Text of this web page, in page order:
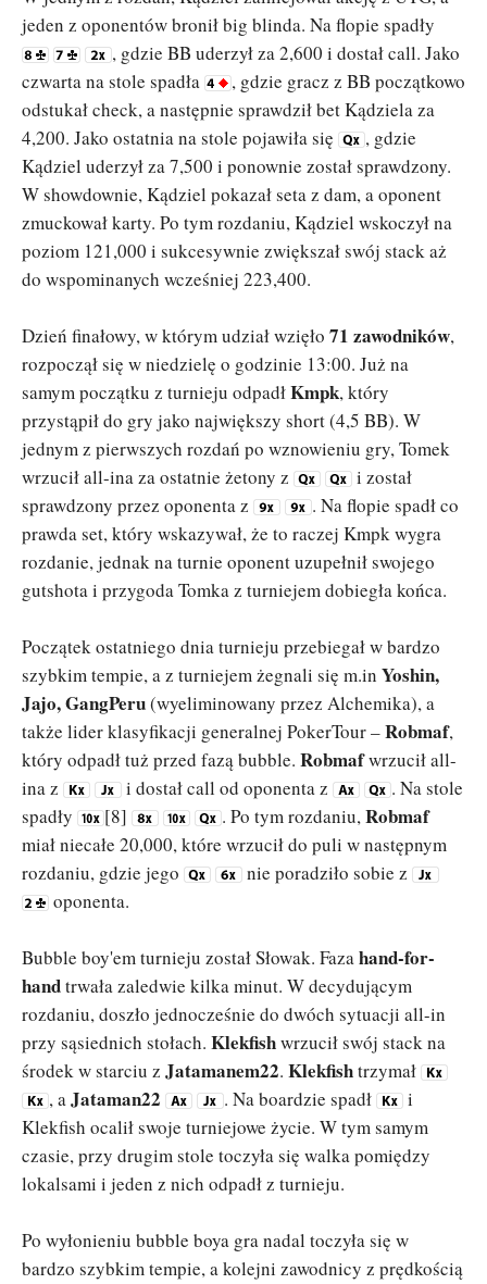
jeden z oponentów bronił big blinda. Na flopie spadły
, gdzie BB uderzył za 2,600 i dostał call. Jako
czwarta na stole spadła
, gdzie gracz z BB początkowo
odstukał check, a następnie sprawdził bet Kądziela za
4,200. Jako ostatnia na stole pojawiła się
, gdzie
Kądziel uderzył za 7,500 i ponownie został sprawdzony.
W showdownie, Kądziel pokazał seta z dam, a oponent
zmuckował karty. Po tym rozdaniu, Kądziel wskoczył na
poziom 121,000 i sukcesywnie zwiększał swój stack aż
do wspominanych wcześniej 223,400.
Dzień finałowy, w którym udział wzięło 71 zawodników,
rozpoczął się w niedzielę o godzinie 13:00. Już na
samym początku z turnieju odpadłKmpk, który
przystąpił do gry jako największy short (4,5 BB). W
jednym z pierwszych rozdań po wznowieniu gry, Tomek
wrzucił all-ina za ostatnie żetony z
i został
sprawdzony przez oponenta z
. Na flopie spadł co
prawda set, który wskazywał, że to raczej Kmpk wygra
rozdanie, jednak na turnie oponent uzupełnił swojego
gutshota i przygoda Tomka z turniejem dobiegła końca.
Początek ostatniego dnia turnieju przebiegał w bardzo
szybkim tempie, a z turniejem żegnali się m.in Yoshin,
Jajo, GangPeru(wyeliminowany przez Alchemika), a
także lider klasyfikacji generalnej PokerTour –Robmaf,
który odpadł tuż przed fazą bubble. Robmafwrzucił all-
ina z
i dostał call od oponenta z
. Na stole
spadły
[8] . Po tym rozdaniu,Robmaf
miał niecałe 20,000, które wrzucił do puli w następnym
rozdaniu, gdzie jego
nie poradziło sobie z
oponenta.
Bubble boy'em turnieju został Słowak. Fazahand-for-
handtrwała zaledwie kilka minut. W decydującym
rozdaniu, doszło jednocześnie do dwóch sytuacji all-in
przy sąsiednich stołach. Klekfishwrzucił swój stack na
środek w starciu z Jatamanem22. Klekfishtrzymał
, aJataman22 . Na boardzie spadł
i
Klekfish ocalił swoje turniejowe życie. W tym samym
czasie, przy drugim stole toczyła się walka pomiędzy
lokalsami i jeden z nich odpadł z turnieju.
Po wyłonieniu bubble boya gra nadal toczyła się w
bardzo szybkim tempie, a kolejni zawodnicy z prędkością